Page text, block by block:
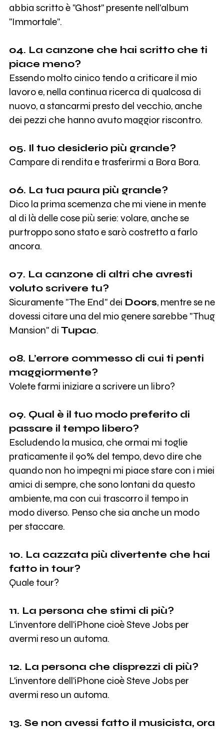
abbia scritto è "Ghost" presente nell'album
"Immortale".
04. La canzone che hai scritto che ti
piace meno?
Essendo molto cinico tendo a criticare il mio
lavoro e, nella continua ricerca di qualcosa di
nuovo, a stancarmi presto del vecchio, anche
dei pezzi che hanno avuto maggior riscontro.
05. Il tuo desiderio più grande?
Campare di rendita e trasferirmi a Bora Bora.
06. La tua paura più grande?
Dico la prima scemenza che mi viene in mente
al di là delle cose più serie: volare, anche se
purtroppo sono stato e sarò costretto a farlo
ancora.
07. La canzone di altri che avresti
voluto scrivere tu?
Sicuramente "The End" dei Doors, mentre se ne
dovessi citare una del mio genere sarebbe "Thug
Mansion" di Tupac.
08. L’errore commesso di cui ti penti
maggiormente?
Volete farmi iniziare a scrivere un libro?
09. Qual è il tuo modo preferito di
passare il tempo libero?
Escludendo la musica, che ormai mi toglie
praticamente il 90% del tempo, devo dire che
quando non ho impegni mi piace stare con i miei
amici di sempre, che sono lontani da questo
ambiente, ma con cui trascorro il tempo in
modo diverso. Penso che sia anche un modo
per staccare.
10. La cazzata più divertente che hai
fatto in tour?
Quale tour?
11. La persona che stimi di più?
L'inventore dell'iPhone cioè Steve Jobs per
avermi reso un automa.
12. La persona che disprezzi di più?
L'inventore dell'iPhone cioè Steve Jobs per
avermi reso un automa.
13. Se non avessi fatto il musicista, ora